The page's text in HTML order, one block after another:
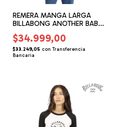
REMERA MANGA LARGA
BILLABONG ANOTHER BABY
(BG155171)
$34.999,00
$33.249,05 con Transferencia
Bancaria